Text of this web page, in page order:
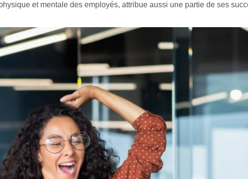
et mentale des employés, attribue aussi une partie de ses